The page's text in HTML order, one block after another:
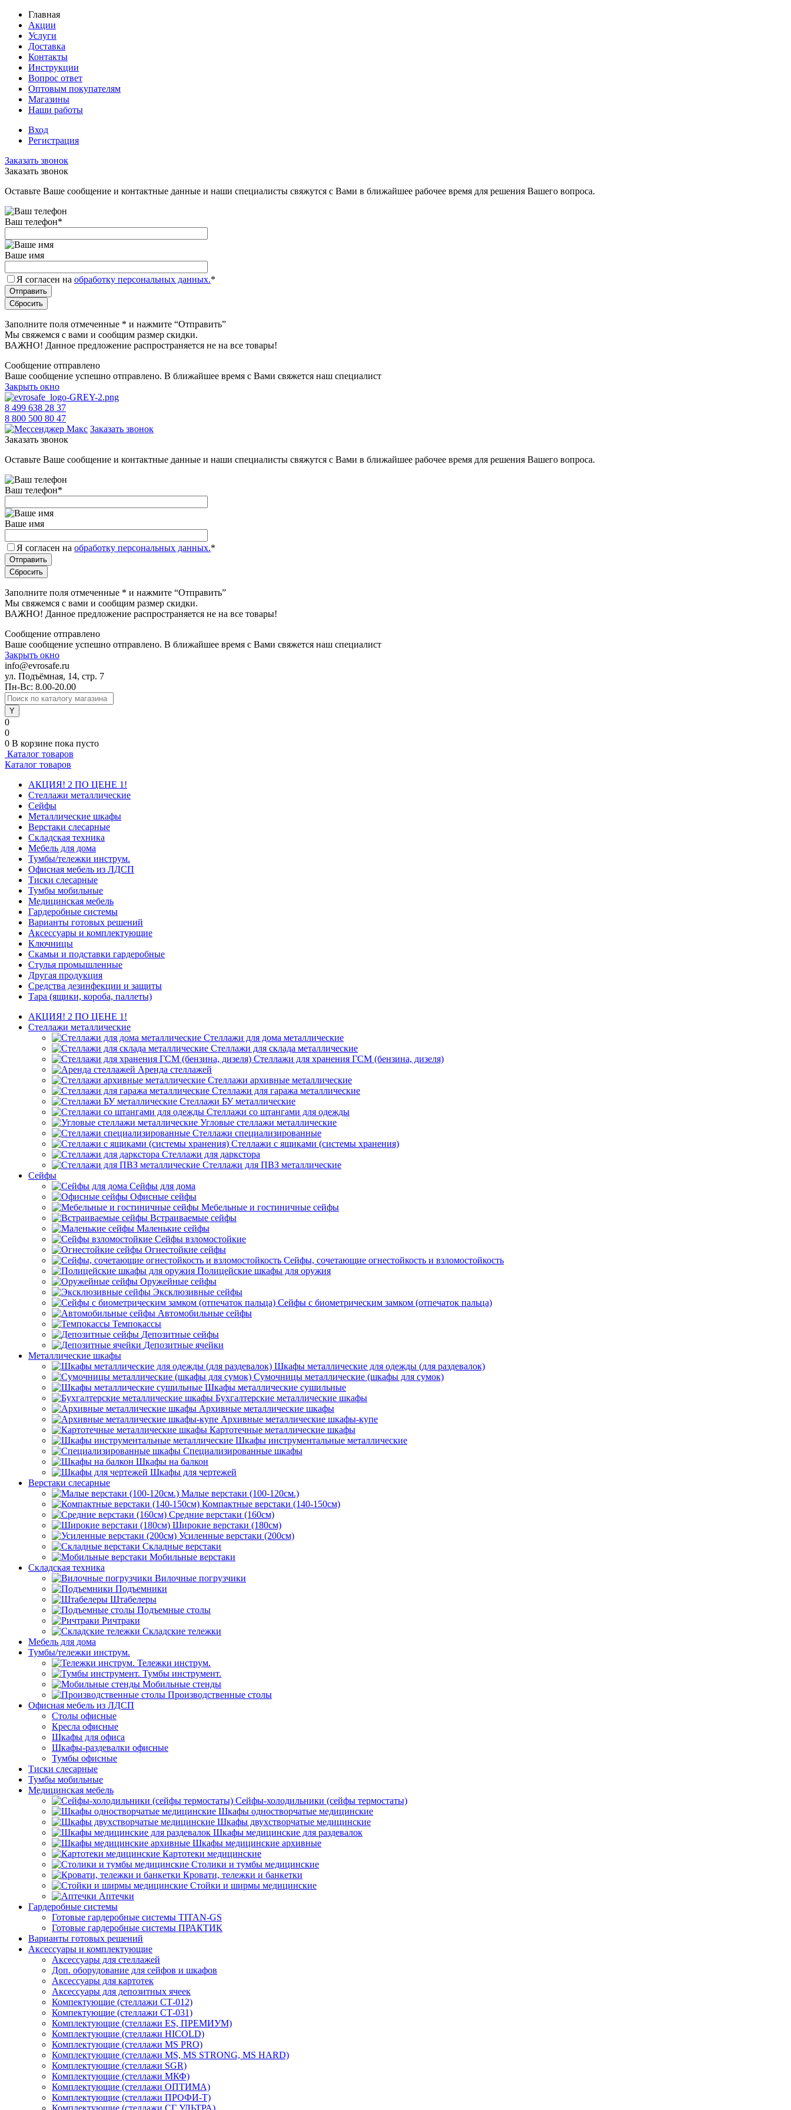
Главная
Акции
Услуги
Доставка
Контакты
Инструкции
Вопрос ответ
Оптовым покупателям
Магазины
Наши работы
Вход
Регистрация
Заказать звонок
Заказать звонок
Оставьте Ваше сообщение и контактные данные и наши специалисты свяжутся с Вами в ближайшее рабочее время для решения Вашего вопроса.
Ваш телефон*
Ваше имя
Я согласен на обработку персональных данных.*
Заполните поля отмеченные * и нажмите “Отправить”
Мы свяжемся с вами и сообщим размер скидки.
ВАЖНО! Данное предложение распространяется не на все товары!
Сообщение отправлено
Ваше сообщение успешно отправлено. В ближайшее время с Вами свяжется наш специалист
Закрыть окно
8 499 638 28 37
8 800 500 80 47
Заказать звонок
Заказать звонок
Оставьте Ваше сообщение и контактные данные и наши специалисты свяжутся с Вами в ближайшее рабочее время для решения Вашего вопроса.
Ваш телефон*
Ваше имя
Я согласен на обработку персональных данных.*
Заполните поля отмеченные * и нажмите “Отправить”
Мы свяжемся с вами и сообщим размер скидки.
ВАЖНО! Данное предложение распространяется не на все товары!
Сообщение отправлено
Ваше сообщение успешно отправлено. В ближайшее время с Вами свяжется наш специалист
Закрыть окно
info@evrosafe.ru
ул. Подъёмная, 14, стр. 7
Пн-Вс: 8.00-20.00
0
0
0 В корзине пока пусто
Каталог товаров
Каталог товаров
АКЦИЯ! 2 ПО ЦЕНЕ 1!
Стеллажи металлические
Сейфы
Металлические шкафы
Верстаки слесарные
Складская техника
Мебель для дома
Тумбы/тележки инструм.
Офисная мебель из ЛДСП
Тиски слесарные
Тумбы мобильные
Медицинская мебель
Гардеробные системы
Варианты готовых решений
Аксессуары и комплектующие
Ключницы
Скамьи и подставки гардеробные
Стулья промышленные
Другая продукция
Средства дезинфекции и защиты
Тара (ящики, короба, паллеты)
АКЦИЯ! 2 ПО ЦЕНЕ 1!
Стеллажи металлические
Стеллажи для дома металлические
Стеллажи для склада металлические
Стеллажи для хранения ГСМ (бензина, дизеля)
Аренда стеллажей
Стеллажи архивные металлические
Стеллажи для гаража металлические
Стеллажи БУ металлические
Стеллажи со штангами для одежды
Угловые стеллажи металлические
Стеллажи специализированные
Стеллажи с ящиками (системы хранения)
Стеллажи для даркстора
Стеллажи для ПВЗ металлические
Сейфы
Сейфы для дома
Офисные сейфы
Мебельные и гостиничные сейфы
Встраиваемые сейфы
Маленькие сейфы
Сейфы взломостойкие
Огнестойкие сейфы
Сейфы, сочетающие огнестойкость и взломостойкость
Полицейские шкафы для оружия
Оружейные сейфы
Эксклюзивные сейфы
Сейфы с биометрическим замком (отпечаток пальца)
Автомобильные сейфы
Темпокассы
Депозитные сейфы
Депозитные ячейки
Металлические шкафы
Шкафы металлические для одежды (для раздевалок)
Сумочницы металлические (шкафы для сумок)
Шкафы металлические сушильные
Бухгалтерские металлические шкафы
Архивные металлические шкафы
Архивные металлические шкафы-купе
Картотечные металлические шкафы
Шкафы инструментальные металлические
Специализированные шкафы
Шкафы на балкон
Шкафы для чертежей
Верстаки слесарные
Малые верстаки (100-120см.)
Компактные верстаки (140-150см)
Средние верстаки (160см)
Широкие верстаки (180см)
Усиленные верстаки (200см)
Складные верстаки
Мобильные верстаки
Складская техника
Вилочные погрузчики
Подъемники
Штабелеры
Подъемные столы
Ричтраки
Складские тележки
Мебель для дома
Тумбы/тележки инструм.
Тележки инструм.
Тумбы инструмент.
Мобильные стенды
Производственные столы
Офисная мебель из ЛДСП
Столы офисные
Кресла офисные
Шкафы для офиса
Шкафы-раздевалки офисные
Тумбы офисные
Тиски слесарные
Тумбы мобильные
Медицинская мебель
Сейфы-холодильники (сейфы термостаты)
Шкафы одностворчатые медицинские
Шкафы двухстворчатые медицинские
Шкафы медицинские для раздевалок
Шкафы медицинские архивные
Картотеки медицинские
Столики и тумбы медицинские
Кровати, тележки и банкетки
Стойки и ширмы медицинские
Аптечки
Гардеробные системы
Готовые гардеробные системы TITAN-GS
Готовые гардеробные системы ПРАКТИК
Варианты готовых решений
Аксессуары и комплектующие
Аксессуары для стеллажей
Доп. оборудование для сейфов и шкафов
Аксессуары для картотек
Аксессуары для депозитных ячеек
Компектующие (стеллажи СТ-012)
Компектующие (стеллажи СТ-031)
Комплектующие (стеллажи ES, ПРЕМИУМ)
Комплектующие (стеллажи HICOLD)
Комплектующие (стеллажи MS PRO)
Комплектующие (стеллажи MS, MS STRONG, MS HARD)
Комплектующие (стеллажи SGR)
Комплектующие (стеллажи МКФ)
Комплектующие (стеллажи ОПТИМА)
Комплектующие (стеллажи ПРОФИ-Т)
Комплектующие (стеллажи СГ УЛЬТРА)